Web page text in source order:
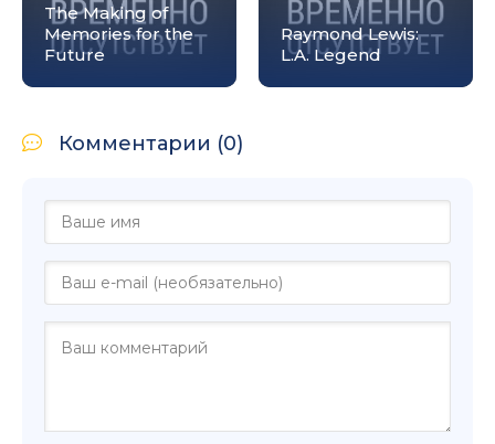
The Making of
Memories for the
Future
Raymond Lewis:
L.A. Legend
Комментарии (0)